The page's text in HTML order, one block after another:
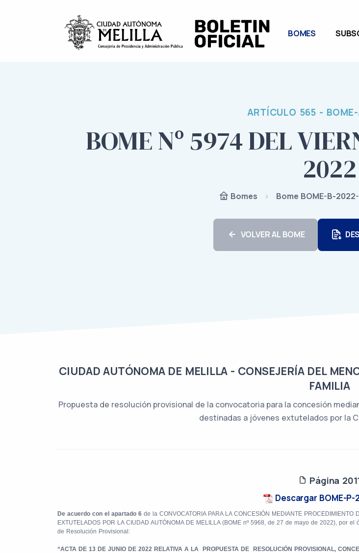
BOMES
ARTÍCULO 565 -
BOME Nº 5974 DEL
2022
Bomes Bome BOME-B-
VOLVER AL BOME
CIUDAD AUTÓNOMA DE MELILLA - CONSEJERÍA DEL
FAMILIA
Propuesta de resolución provisional de la convocatoria para la concesión
destinadas a jóvenes extutelados por la
Página
Descargar BOME-P-
De acuerdo con el apartado 6 de la CONVOCATORIA PARA LA CONCESIÓN MEDIANTE
EXTUTELADOS POR LA CIUDAD AUTÓNOMA DE MELILLA (BOME nº 5968, de 27 de mayo de 2022), por
de Resolución Provisional:
“ACTA DE 13 DE JUNIO DE 2022 RELATIVA A LA PROPUESTA DE RESOLUCIÓN PROVISIONAL,